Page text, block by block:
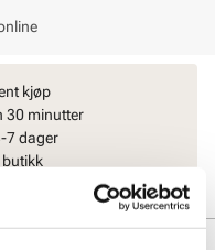
kjøp
30 minutter
7 dager
butikk